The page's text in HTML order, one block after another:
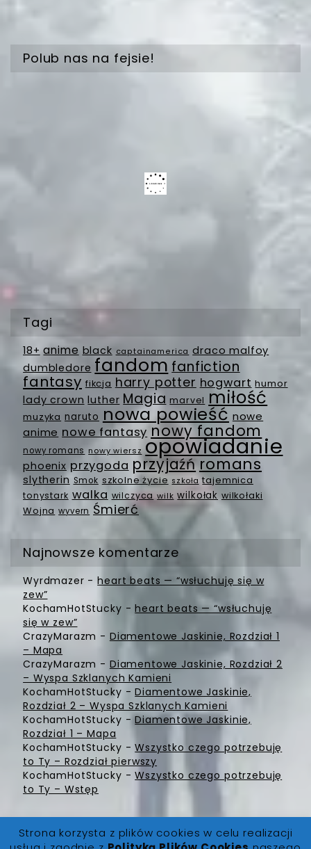
Polub nas na fejsie!
Tagi
18+ anime black captainamerica draco malfoy
dumbledore fandom fanfiction
fantasy fikcja harry potter hogwart humor
lady crown luther Magia marvel miłość
muzyka naruto nowa powieść nowe
anime nowe fantasy nowy fandom
nowy romans nowy wiersz opowiadanie
phoenix przygoda przyjaźń romans
slytherin Smok szkolne życie szkoła tajemnica
tonystark walka wilczyca wilk wilkołak wilkołaki
Wojna wyvern Śmierć
Najnowsze komentarze
Wyrdmazer -heart beats — “wsłuchuję się w
zew”
KochamHotStucky -heart beats — “wsłuchuję
się w zew”
CrazyMarazm - Diamentowe Jaskinie, Rozdział 1
– Mapa
CrazyMarazm - Diamentowe Jaskinie, Rozdział 2
– Wyspa Szklanych Kamieni
KochamHotStucky -Diamentowe Jaskinie,
Rozdział 2 – Wyspa Szklanych Kamieni
KochamHotStucky -Diamentowe Jaskinie,
Rozdział 1 – Mapa
KochamHotStucky -Wszystko czego potrzebuję
to Ty – Rozdział pierwszy
KochamHotStucky -Wszystko czego potrzebuję
to Ty – Wstęp
Strona korzysta z plików cookies w celu realizacji